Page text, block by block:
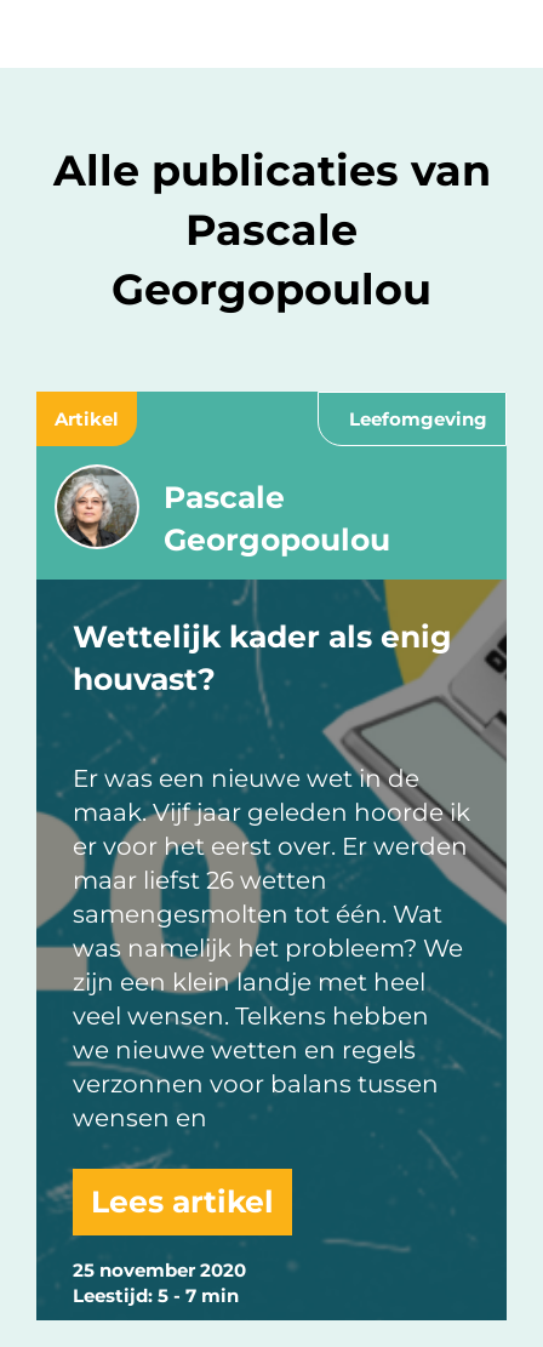
Alle publicaties van
Pascale
Georgopoulou
Artikel Leefomgeving
25 november 2020
Leestijd: 5 - 7 min
Pascale
Georgopoulou
Wettelijk kader als enig
houvast?
Er was een nieuwe wet in de
maak. Vijf jaar geleden hoorde ik
er voor het eerst over. Er werden
maar liefst 26 wetten
samengesmolten tot één. Wat
was namelijk het probleem? We
zijn een klein landje met heel
veel wensen. Telkens hebben
we nieuwe wetten en regels
verzonnen voor balans tussen
wensen en
Lees artikel